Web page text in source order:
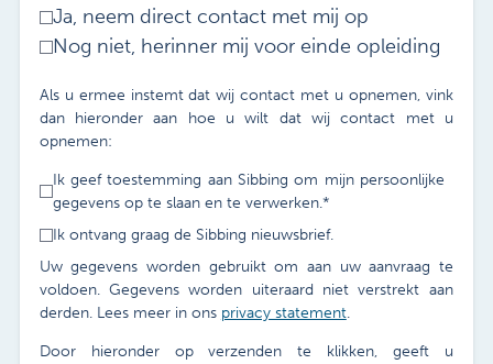
Ja, neem direct contact met mij op
Nog niet, herinner mij voor einde opleiding
Als u ermee instemt dat wij contact met u opnemen, vink
dan hieronder aan hoe u wilt dat wij contact met u
opnemen:
Ik geef toestemming aan Sibbing om mijn persoonlijke
gegevens op te slaan en te verwerken.*
Ik ontvang graag de Sibbing nieuwsbrief.
Uw gegevens worden gebruikt om aan uw aanvraag te
voldoen. Gegevens worden uiteraard niet verstrekt aan
derden. Lees meer in ons privacy statement.
Door hieronder op verzenden te klikken, geeft u